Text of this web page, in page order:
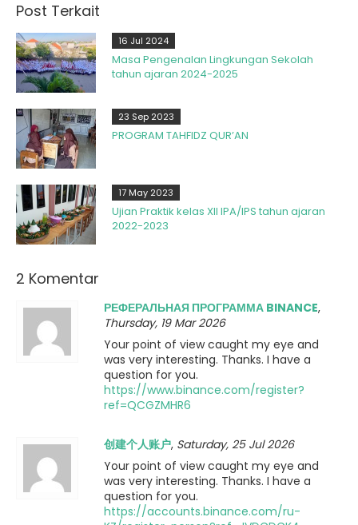
Post Terkait
16 Jul 2024
Masa Pengenalan Lingkungan Sekolah
tahun ajaran 2024-2025
23 Sep 2023
PROGRAM TAHFIDZ QUR’AN
17 May 2023
Ujian Praktik kelas XII IPA/IPS tahun ajaran
2022-2023
2 Komentar
РЕФЕРАЛЬНАЯ ПРОГРАММА BINANCE,
Thursday, 19 Mar 2026
Your point of view caught my eye and
was very interesting. Thanks. I have a
question for you.
https://www.binance.com/register?
ref=QCGZMHR6
创建个人账户, Saturday, 25 Jul 2026
Your point of view caught my eye and
was very interesting. Thanks. I have a
question for you.
https://accounts.binance.com/ru-